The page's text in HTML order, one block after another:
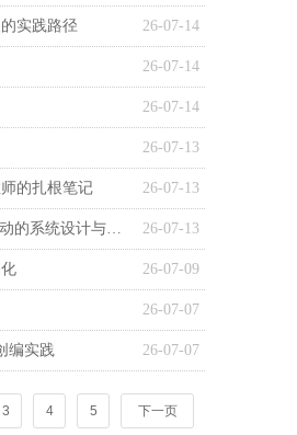
26-07-14
实践路径
26-07-14
26-07-14
26-07-13
26-07-13
的扎根笔记
26-07-13
大班“走向小学”自主游戏活动的系统设计与实践
26-07-09
26-07-07
26-07-07
编实践
3 4 5 下一页